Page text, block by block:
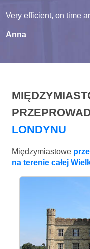
Very efficient, on time
Anna
LONDYNU
Międzymiastowe
na terenie całej